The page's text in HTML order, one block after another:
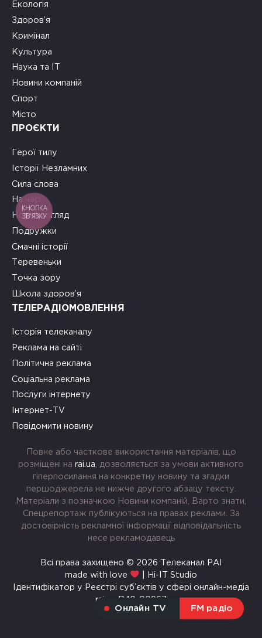
Онлайн TV FM радіо
Екологія
Здоров’я
Кримінал
Культура
Наука та ІТ
Новини компаній
Спорт
Місто
ПРОЄКТИ
Герої тилу
Історії Незламних
Сила слова
На часі
Новий погляд
Подружки
Смачні історії
Теревеньки
Точка зору
Школа здоров’я
ТЕЛЕРАДІОМОВЛЕННЯ
Історія телеканалу
Реклама на сайті
Політична реклама
Соціальна реклама
Послуги інтернету
Інтернет-TV
Повідомити новину
Повне або часткове використання матеріалів, що
розміщені на rai.ua , дозволяється за умови активного
гіперпосилання на конкретну новину та згадки
першоджерела не нижче другого абзацу тексту.
Матеріали з позначкою Новини компаній, Варто знати,
Спецрепортаж публікуються на правах реклами. За
достовірність рекламної інформації відповідальність
несе рекламодавець
Всі права захищено © 2026 Телеканал РАІ
made with love
| Hi-IT Studio
Ідентифікатор у Реєстрі суб’єктів у сфері онлайн-медіа
rai.ua R40-00967
КНОПКА
ЗВ'ЯЗКУ